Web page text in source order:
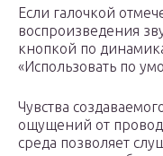
Если галочкой
воспроизведения
кнопкой по
«Использовать по
Чувства
ощущений от
среда позволяет